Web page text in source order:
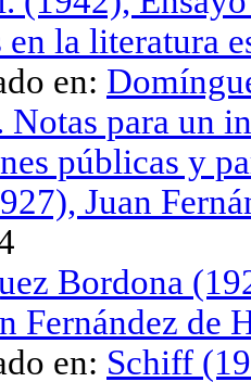
en la literatura
en:
Notas para un
públicas y
Juan
Bordona
Fernández de
en: Schiff